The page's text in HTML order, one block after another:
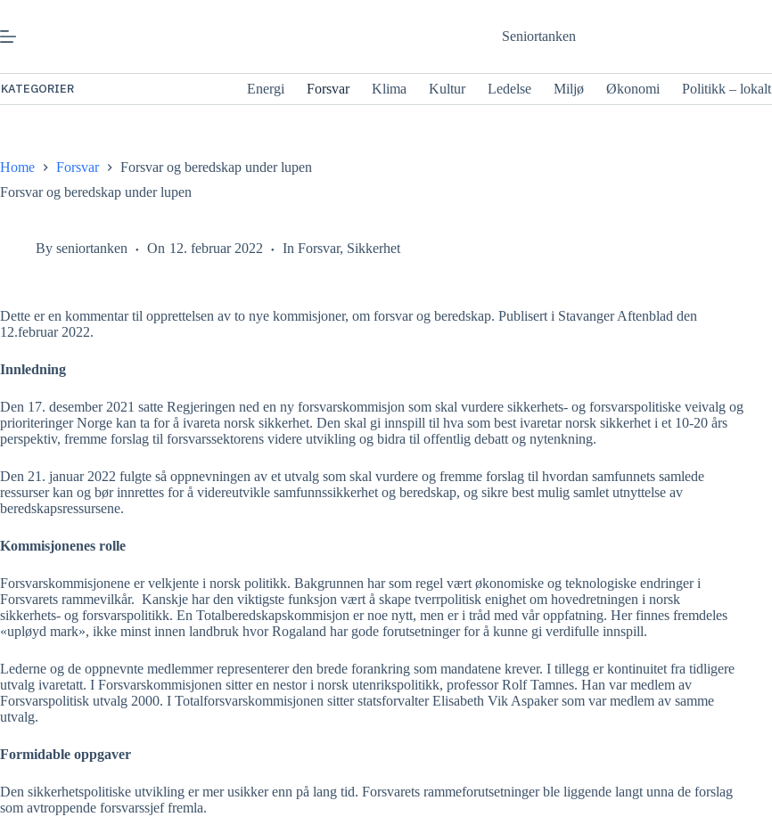
innhold
Seniortanken
KATEGORIER Energi Forsvar Klima Kultur Ledelse Miljø Økonomi Politikk – lokalt
Home Forsvar
Forsvar og beredskap under lupen
Forsvar og beredskap under lupen
By seniortanken On 12. februar 2022 In Forsvar, Sikkerhet
Dette er en kommentar til opprettelsen av to nye kommisjoner, om forsvar og beredskap. Publisert i Stavanger Aftenblad den
12.februar 2022.
Innledning
Den 17. desember 2021 satte Regjeringen ned en ny forsvarskommisjon som skal vurdere sikkerhets- og forsvarspolitiske veivalg og
prioriteringer Norge kan ta for å ivareta norsk sikkerhet. Den skal gi innspill til hva som best ivaretar norsk sikkerhet i et 10-20 års
perspektiv, fremme forslag til forsvarssektorens videre utvikling og bidra til offentlig debatt og nytenkning.
Den 21. januar 2022 fulgte så oppnevningen av et utvalg som skal vurdere og fremme forslag til hvordan samfunnets samlede
ressurser kan og bør innrettes for å videreutvikle samfunnssikkerhet og beredskap, og sikre best mulig samlet utnyttelse av
beredskapsressursene.
Kommisjonenes rolle
Forsvarskommisjonene er velkjente i norsk politikk. Bakgrunnen har som regel vært økonomiske og teknologiske endringer i
Forsvarets rammevilkår. Kanskje har den viktigste funksjon vært å skape tverrpolitisk enighet om hovedretningen i norsk
sikkerhets- og forsvarspolitikk. En Totalberedskapskommisjon er noe nytt, men er i tråd med vår oppfatning. Her finnes fremdeles
«upløyd mark», ikke minst innen landbruk hvor Rogaland har gode forutsetninger for å kunne gi verdifulle innspill.
Lederne og de oppnevnte medlemmer representerer den brede forankring som mandatene krever. I tillegg er kontinuitet fra tidligere
utvalg ivaretatt. I Forsvarskommisjonen sitter en nestor i norsk utenrikspolitikk, professor Rolf Tamnes. Han var medlem av
Forsvarspolitisk utvalg 2000. I Totalforsvarskommisjonen sitter statsforvalter Elisabeth Vik Aspaker som var medlem av samme
utvalg.
Formidable oppgaver
Den sikkerhetspolitiske utvikling er mer usikker enn på lang tid. Forsvarets rammeforutsetninger ble liggende langt unna de forslag
som avtroppende forsvarssjef fremla.